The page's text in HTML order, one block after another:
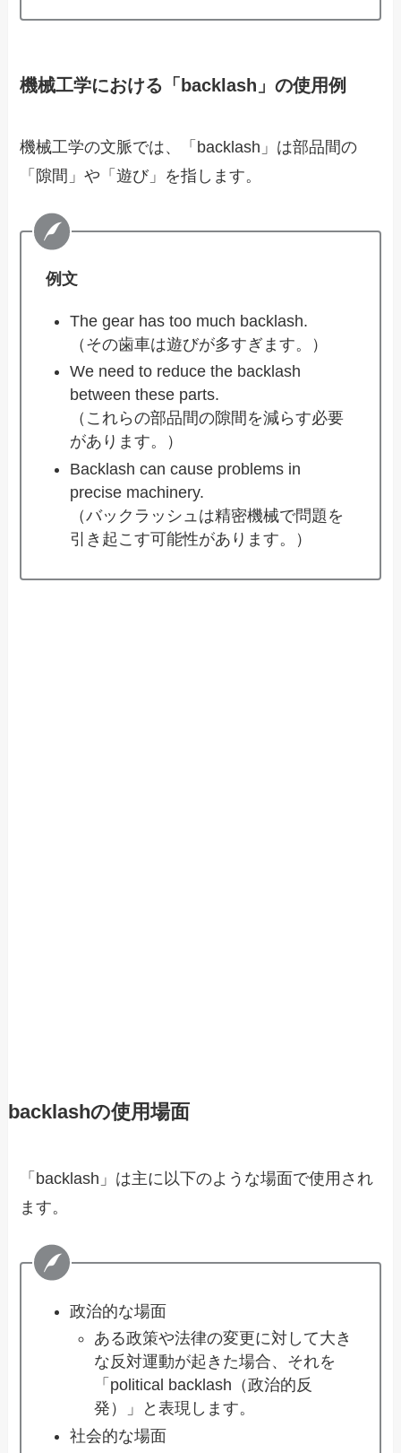
機械工学における「backlash」の使用例
機械工学の文脈では、「backlash」は部品間の
「隙間」や「遊び」を指します。
例文
The gear has too much backlash.
（その歯車は遊びが多すぎます。）
We need to reduce the backlash
between these parts.
（これらの部品間の隙間を減らす必要
があります。）
Backlash can cause problems in
precise machinery.
（バックラッシュは精密機械で問題を
引き起こす可能性があります。）
backlashの使用場面
「backlash」は主に以下のような場面で使用され
ます。
政治的な場面
ある政策や法律の変更に対して大き
な反対運動が起きた場合、それを
「political backlash（政治的反
発）」と表現します。
社会的な場面